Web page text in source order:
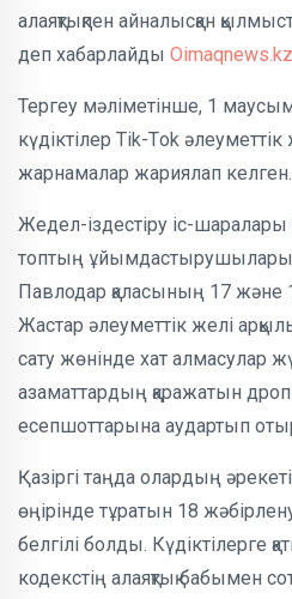
алаяқтықпен айналысқан
деп хабарлайды Oimaqnews.kz
Тергеу мәліметінше, 1
күдіктілер Тik-Тok
жарнамалар жариялап келген.
Жедел-іздестіру іс-
топтың ұйымдастырушылары
Павлодар қаласының 17
Жастар әлеуметтік желі
сату жөнінде хат алмасулар
азаматтардың қаражатын
есепшоттарына аудартып
Қазіргі таңда олардың
өңірінде тұратын 18
белгілі болды. Күдіктілерге
кодекстің алаяқтық бабымен